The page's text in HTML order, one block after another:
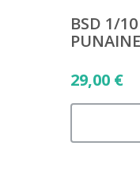
BSD 1/
29,00 €